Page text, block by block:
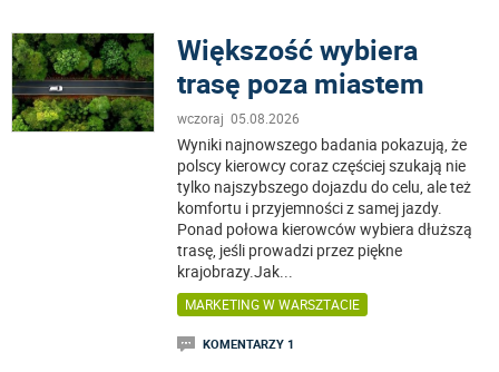
Większość wybiera
trasę poza miastem
wczoraj 05.08.2026
Wyniki najnowszego badania pokazują, że
polscy kierowcy coraz częściej szukają nie
tylko najszybszego dojazdu do celu, ale też
komfortu i przyjemności z samej jazdy.
Ponad połowa kierowców wybiera dłuższą
trasę, jeśli prowadzi przez piękne
krajobrazy.Jak...
MARKETING W WARSZTACIE
KOMENTARZY 1